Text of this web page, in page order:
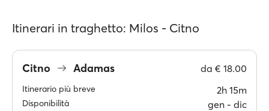
Itinerari in traghetto: Milos - Citno
Citno Adamas da € 18.00
Itinerario più breve 2h 15m
Disponibilità gen ‐ dic